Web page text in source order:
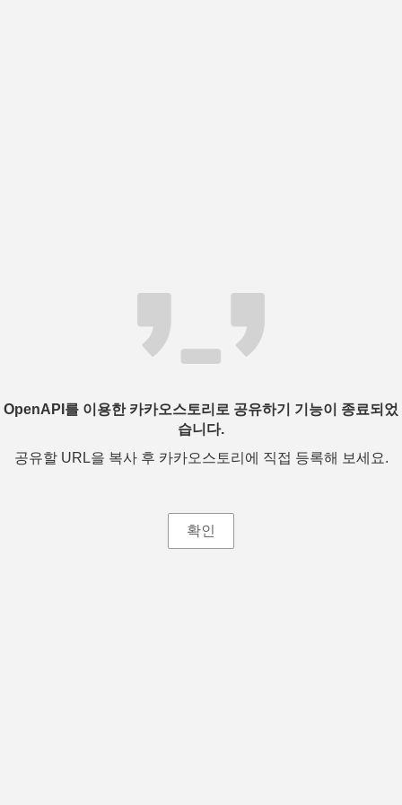
OpenAPI를 이용한 카카오스토리로 공유하기 기능이 종료되었
습니다.
공유할 URL을 복사 후 카카오스토리에 직접 등록해 보세요.
확인